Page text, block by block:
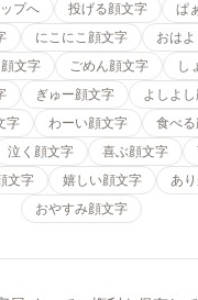
プへ 投げる顔文字
ぱ
にこにこ顔文字
おは
顔文字 ごめん顔文字
し
ぎゅー顔文字
よしよ
字
わーい顔文字
食べ
泣く顔文字 喜ぶ顔文字
文字 嬉しい顔文字
あ
おやすみ顔文字